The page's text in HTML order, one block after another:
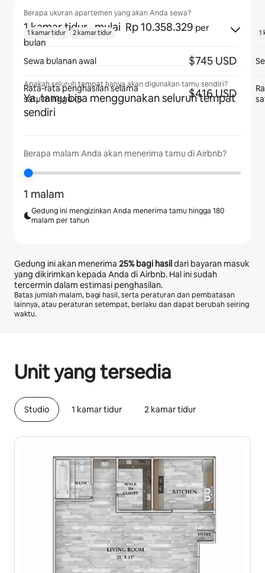
Berapa ukuran apartemen yang akan Anda sewa?
1 kamar tidur · mulai Rp 10.358.329 per
bulan
Apakah seluruh tempat hanya akan digunakan tamu sendiri?
Ya, tamu bisa menggunakan seluruh tempat
sendiri
Berapa malam Anda akan menerima tamu di Airbnb?
1 malam
Gedung ini mengizinkan Anda menerima tamu hingga 180
malam per tahun
Gedung ini akan menerima 25%bagi hasildari bayaran masuk
yang dikirimkan kepada Anda di Airbnb. Hal ini sudah
tercermin dalam estimasi penghasilan.
Batas jumlah malam, bagi hasil, serta peraturan dan pembatasan
lainnya, atau peraturan setempat, berlaku dan dapat berubah seiring
waktu.
Unit yang tersedia
Studio 1 kamar tidur 2 kamar tidur
1 kamar tidur 2 kamar tidur
Sewa bulanan awal $745 USD
Rata-rata penghasilan selama
satu minggu
$416 USD
1